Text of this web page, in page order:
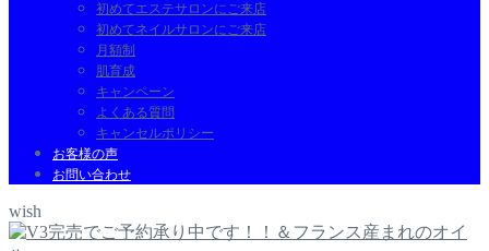
初めてエステサロンにご来店
初めてネイルサロンにご来店
月額制
肌育成
キャンペーン
よくある質問
キャンセルポリシー
お客様の声
お問い合わせ
wish